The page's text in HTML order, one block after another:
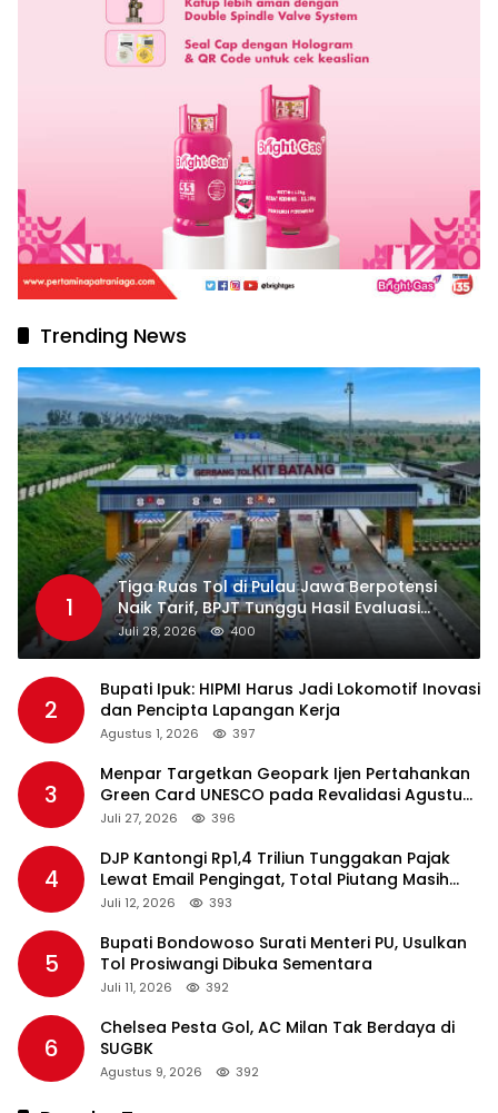
Trending News
1
Tiga Ruas Tol di Pulau Jawa Berpotensi
Naik Tarif, BPJT Tunggu Hasil Evaluasi
Standar Pelayanan
Juli 28, 2026 400
2
Bupati Ipuk: HIPMI Harus Jadi Lokomotif Inovasi
dan Pencipta Lapangan Kerja
Agustus 1, 2026 397
3
Menpar Targetkan Geopark Ijen Pertahankan
Green Card UNESCO pada Revalidasi Agustus
2026
Juli 27, 2026 396
4
DJP Kantongi Rp1,4 Triliun Tunggakan Pajak
Lewat Email Pengingat, Total Piutang Masih
Rp36 Triliun
Juli 12, 2026 393
5
Bupati Bondowoso Surati Menteri PU, Usulkan
Tol Prosiwangi Dibuka Sementara
Juli 11, 2026 392
6
Chelsea Pesta Gol, AC Milan Tak Berdaya di
SUGBK
Agustus 9, 2026 392